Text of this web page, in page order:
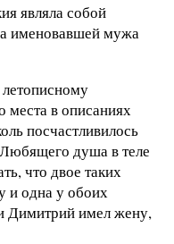
являла собой
именовавшей мужа
места в описаниях
посчастливилось
душа в теле
что двое таких
и одна у обоих
Димитрий имел жену,